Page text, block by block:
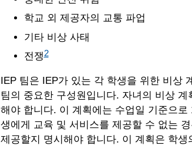
학교 외 제공자의 교통 파업
기타 비상 사태
전쟁2
IEP 팀은 IEP가 있는 각 학생을 위한 비상
팀의 중요한 구성원입니다. 자녀의 비상
해야 합니다. 이 계획에는 수업일 기준으
생에게 교육 및 서비스를 제공할 수 없는
제공할지 명시해야 합니다. 이 계획은 학